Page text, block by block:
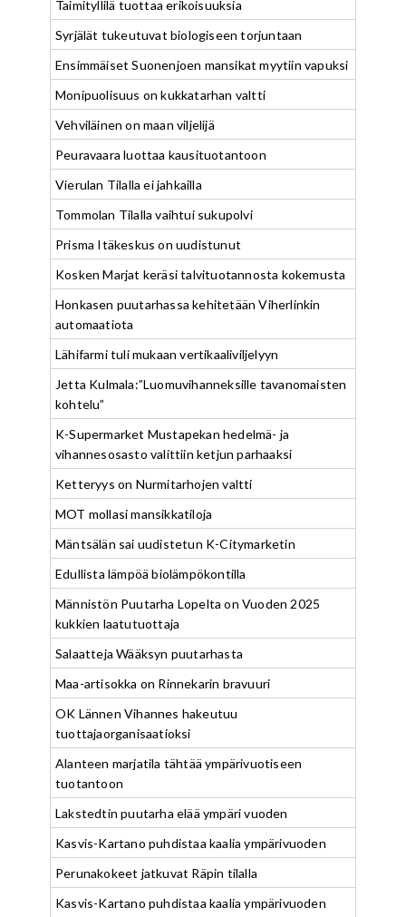
Taimityllilä tuottaa erikoisuuksia
Syrjälät tukeutuvat biologiseen torjuntaan
Ensimmäiset Suonenjoen mansikat myytiin vapuksi
Monipuolisuus on kukkatarhan valtti
Vehviläinen on maan viljelijä
Peuravaara luottaa kausituotantoon
Vierulan Tilalla ei jahkailla
Tommolan Tilalla vaihtui sukupolvi
Prisma Itäkeskus on uudistunut
Kosken Marjat keräsi talvituotannosta kokemusta
Honkasen puutarhassa kehitetään Viherlinkin
automaatiota
Lähifarmi tuli mukaan vertikaaliviljelyyn
Jetta Kulmala:”Luomuvihanneksille tavanomaisten
kohtelu”
K-Supermarket Mustapekan hedelmä- ja
vihannesosasto valittiin ketjun parhaaksi
Ketteryys on Nurmitarhojen valtti
MOT mollasi mansikkatiloja
Mäntsälän sai uudistetun K-Citymarketin
Edullista lämpöä biolämpökontilla
Männistön Puutarha Lopelta on Vuoden 2025
kukkien laatutuottaja
Salaatteja Wääksyn puutarhasta
Maa-artisokka on Rinnekarin bravuuri
OK Lännen Vihannes hakeutuu
tuottajaorganisaatioksi
Alanteen marjatila tähtää ympärivuotiseen
tuotantoon
Lakstedtin puutarha elää ympäri vuoden
Kasvis-Kartano puhdistaa kaalia ympärivuoden
Perunakokeet jatkuvat Räpin tilalla
Kasvis-Kartano puhdistaa kaalia ympärivuoden